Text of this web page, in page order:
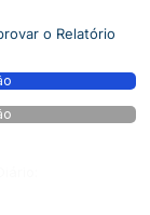
o Relatório